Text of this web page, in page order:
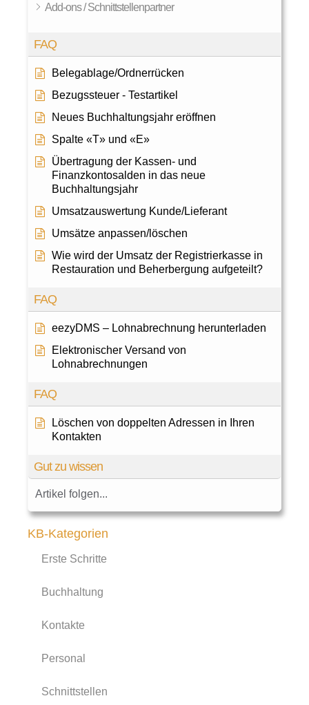
Add-ons / Schnittstellenpartner
FAQ
Belegablage/Ordnerrücken
Bezugssteuer - Testartikel
Neues Buchhaltungsjahr eröffnen
Spalte «T» und «E»
Übertragung der Kassen- und
Finanzkontosalden in das neue
Buchhaltungsjahr
Umsatzauswertung Kunde/Lieferant
Umsätze anpassen/löschen
Wie wird der Umsatz der Registrierkasse in
Restauration und Beherbergung aufgeteilt?
FAQ
eezyDMS – Lohnabrechnung herunterladen
Elektronischer Versand von
Lohnabrechnungen
FAQ
Löschen von doppelten Adressen in Ihren
Kontakten
Gut zu wissen
Artikel folgen...
KB-Kategorien
Erste Schritte
Buchhaltung
Kontakte
Personal
Schnittstellen